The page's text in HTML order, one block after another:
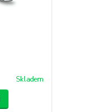
Skladem